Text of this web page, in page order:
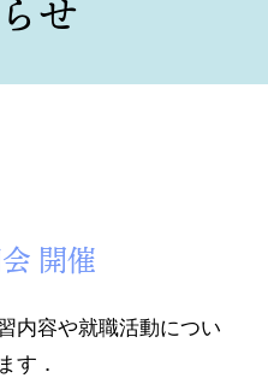
せ
開催
内容や就職活動につい
す．